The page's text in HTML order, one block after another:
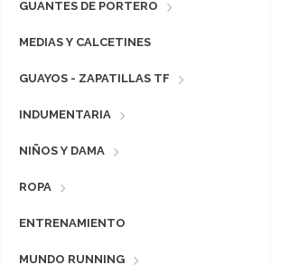
GUANTES DE PORTERO
MEDIAS Y CALCETINES
GUAYOS - ZAPATILLAS TF
INDUMENTARIA
NIÑOS Y DAMA
ROPA
ENTRENAMIENTO
MUNDO RUNNING